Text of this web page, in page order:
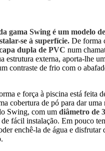
gama Swing é um modelo
se à superfície. De forma
dupla de PVC num
estrutura externa, aporta-lhe
contraste de frio com o
e força à piscina está feita
cobertura de pó para dar uma
Swing, com um diâmetro de
de fácil instalação. Em pouco
enchê-la de água e disfrutar